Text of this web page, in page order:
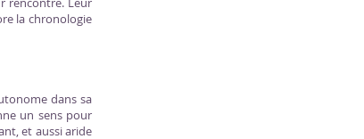
la chronologie
dans sa
un sens pour
et aussi aride